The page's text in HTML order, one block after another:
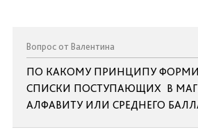
Вопрос от Валентина
ПО КАКОМУ ПРИНЦИПУ
СПИСКИ ПОСТУПАЮЩИХ В
АЛФАВИТУ ИЛИ СРЕДНЕГО